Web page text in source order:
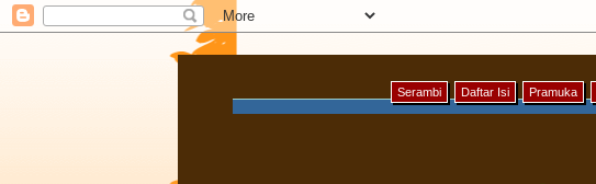
Serambi Daftar Isi Pramuka